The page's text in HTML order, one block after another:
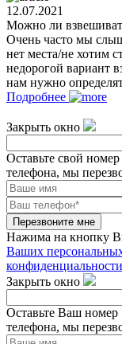
12.07.2021
Можно ли
Очень часто мы
нет места/не хотим
недорогой вариант
нам нужно
Подробнее
Закрыть окно
Оставьте свой номер
телефона, мы
Перезвоните мне
Нажима на кнопку
Ваших
конфиденциальности
Закрыть окно
Оставьте Ваш номер
телефона, мы